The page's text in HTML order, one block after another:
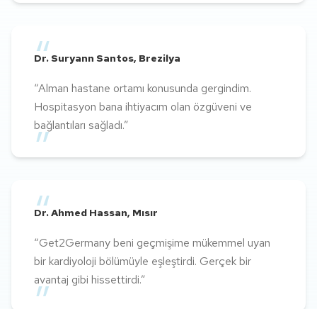
“
Dr. Suryann Santos, Brezilya
“Alman hastane ortamı konusunda gergindim.
Hospitasyon bana ihtiyacım olan özgüveni ve
bağlantıları sağladı.”
“
“
Dr. Ahmed Hassan, Mısır
“Get2Germany beni geçmişime mükemmel uyan
bir kardiyoloji bölümüyle eşleştirdi. Gerçek bir
avantaj gibi hissettirdi.”
“